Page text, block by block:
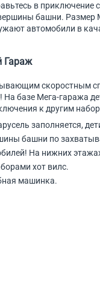
в
башни. Размер
автомобили в
Гараж
скоростным
базе Мега-гаража
к другим
заполняется,
башни по
На нижних
хот вилс.
машинка.